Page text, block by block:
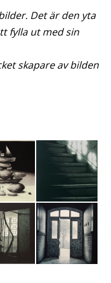
Det är den yta
fylla ut med sin
skapare av bilden